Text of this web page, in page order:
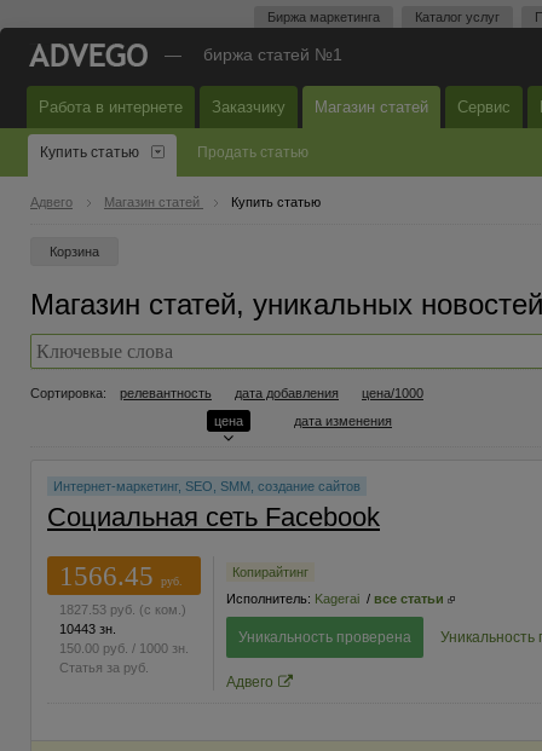
Биржа маркетинга Каталог услуг
— биржа статей №1
Работа в интернете Заказчику Магазин статей Сервис
Купить статью Продать статью
Адвего Магазин статей Купить статью
Корзина
Магазин статей, уникальных
Сортировка: релевантность
дата добавления
цена
цена/1000
дата изменения
Интернет-маркетинг, SEO, SMM, создание сайтов
Социальная сеть Facebook
1566.45
руб.
1827.53 руб. (с ком.)
10443 зн.
150.00 руб. / 1000 зн.
Статья за руб.
Копирайтинг
Исполнитель: Kagerai / все статьи
Уникальность проверена Уникальность
Адвего